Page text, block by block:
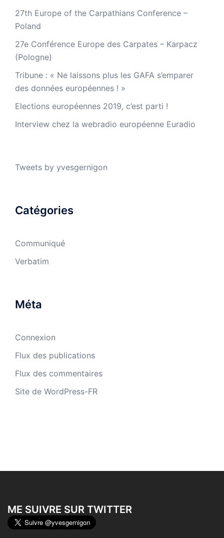
27th Europe of the Carpathians Conference –
Poland
27e Conférence Europe des Carpates – Karpacz
(Pologne)
Tribune : « Ne laissons plus les GAFA s’emparer
des données européennes ! »
Elections européennes 2019, c’est parti !
Interview chez la webradio européenne Euradio
Tweets by yvesgernigon
Catégories
Communiqué
Verbatim
Méta
Connexion
Flux des publications
Flux des commentaires
Site de WordPress-FR
ME SUIVRE SUR TWITTER